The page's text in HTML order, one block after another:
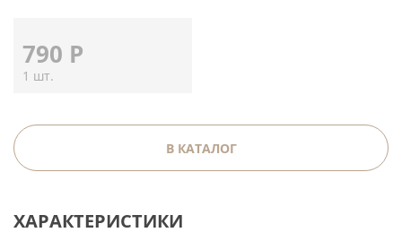
790 Р
1 шт.
В КАТАЛОГ
ХАРАКТЕРИСТИКИ